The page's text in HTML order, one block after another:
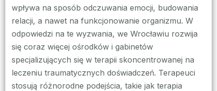
wpływa na sposób odczuwania emocji, budowania
relacji, a nawet na funkcjonowanie organizmu. W
odpowiedzi na te wyzwania, we Wrocławiu rozwija
się coraz więcej ośrodków i gabinetów
specjalizujących się w terapii skoncentrowanej na
leczeniu traumatycznych doświadczeń. Terapeuci
stosują różnorodne podejścia, takie jak terapia